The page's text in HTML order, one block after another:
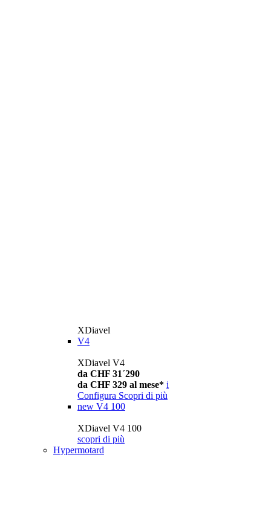
XDiavel
V4
XDiavel V4
da CHF 31´290
da CHF 329 al mese* i
Configura Scopri di più
new V4 100
XDiavel V4 100
scopri di più
Hypermotard